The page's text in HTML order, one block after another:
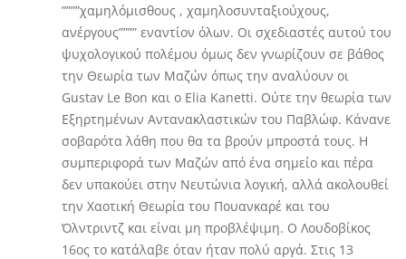
””””χαμηλόμισθους , χαμηλοσυνταξιούχους,
ανέργους”””” εναντίον όλων. Οι σχεδιαστές αυτού του
ψυχολογικού πολέμου όμως δεν γνωρίζουν σε βάθος
την Θεωρία των Μαζών όπως την αναλύουν οι
Gustav Le Bon και ο Elia Kanetti. Ούτε την θεωρία των
Εξηρτημένων Αντανακλαστικών του Παβλώφ. Κάνανε
σοβαρότα λάθη που θα τα βρούν μπροστά τους. Η
συμπεριφορά των Μαζών από ένα σημείο και πέρα
δεν υπακούει στην Νευτώνια λογική, αλλά ακολουθεί
την Χαοτική Θεωρία του Πουανκαρέ και του
Όλντριντζ και είναι μη προβλέψιμη. Ο Λουδοβίκος
16ος το κατάλαβε όταν ήταν πολύ αργά. Στις 13